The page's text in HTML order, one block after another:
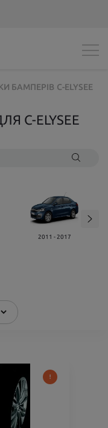
БАМПЕРІВ C-ELYSEE
C-ELYSEE
2011 - 2017